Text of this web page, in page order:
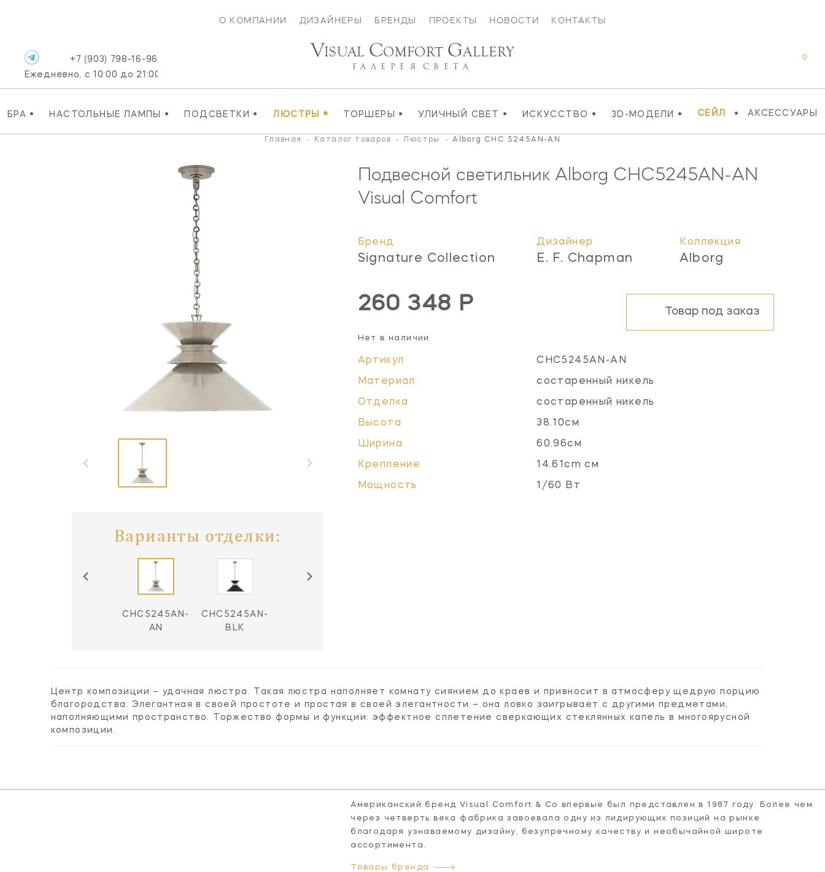
О КОМПАНИИ ДИЗАЙНЕРЫ БРЕНДЫ ПРОЕКТЫ НОВОСТИ КОНТАКТЫ
БРА • НАСТОЛЬНЫЕ ЛАМПЫ • ПОДСВЕТКИ • ЛЮСТРЫ • ТОРШЕРЫ • УЛИЧНЫЙ СВЕТ • ИСКУССТВО • 3D-МОДЕЛИ • СЕЙЛ • АКСЕССУАРЫ
+7 (903) 798-16-96
Ежедневно, с 10:00 до 21:00
0
VISUAL COMFORT GALLERY
ГАЛЕРЕЯ СВЕТА
Главная - Каталог товаров - Люстры - Alborg CHC 5245AN-AN
Варианты отделки:
CHC5245AN-
AN
CHC5245AN-
BLK
Подвесной светильник Alborg CHC5245AN-AN
Visual Comfort
Бренд
Signature Collection
Дизайнер
E. F. Chapman
Коллекция
Alborg
260 348 Р
Нет в наличии
Товар под заказ
Артикул CHC5245AN-AN
Материал состаренный никель
Отделка состаренный никель
Высота 38.10см
Ширина 60.96см
Крепление 14.61cm см
Мощность 1/60 Вт
Центр композиции – удачная люстра. Такая люстра наполняет комнату сиянием до краев и привносит в атмосферу щедрую порцию
благородства. Элегантная в своей простоте и простая в своей элегантности – она ловко заигрывает с другими предметами,
наполняющими пространство. Торжество формы и функции: эффектное сплетение сверкающих стеклянных капель в многоярусной
композиции.
Американский бренд Visual Comfort & Co впервые был представлен в 1987 году. Более чем
через четверть века фабрика завоевала одну из лидирующих позиций на рынке
благодаря узнаваемому дизайну, безупречному качеству и необычайной широте
ассортимента.
Товары бренда